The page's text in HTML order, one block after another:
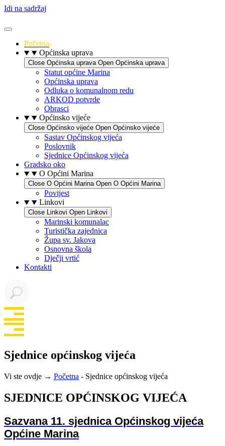
Idi na sadržaj
Početna
Općinska uprava
Close Općinska uprava Open Općinska uprava
Statut općine Marina
Općinska uprava
Odluka o komunalnom redu
ARKOD potvrde
Obrasci
Općinsko vijeće
Close Općinsko vijeće Open Općinsko vijeće
Sastav Općinskog vijeća
Poslovnik
Sjednice Općinskog vijeća
Gradsko oko
O Općini Marina
Close O Općini Marina Open O Općini Marina
Povijest
Linkovi
Close Linkovi Open Linkovi
Marinski komunalac
Turistička zajednica
Župa sv. Jakova
Osnovna škola
Dječji vrtić
Kontakti
Sjednice općinskog vijeća
Vi ste ovdje → Početna - Sjednice općinskog vijeća
SJEDNICE OPĆINSKOG VIJEĆA
Sazvana 11. sjednica Općinskog vijeća
Općine Marina